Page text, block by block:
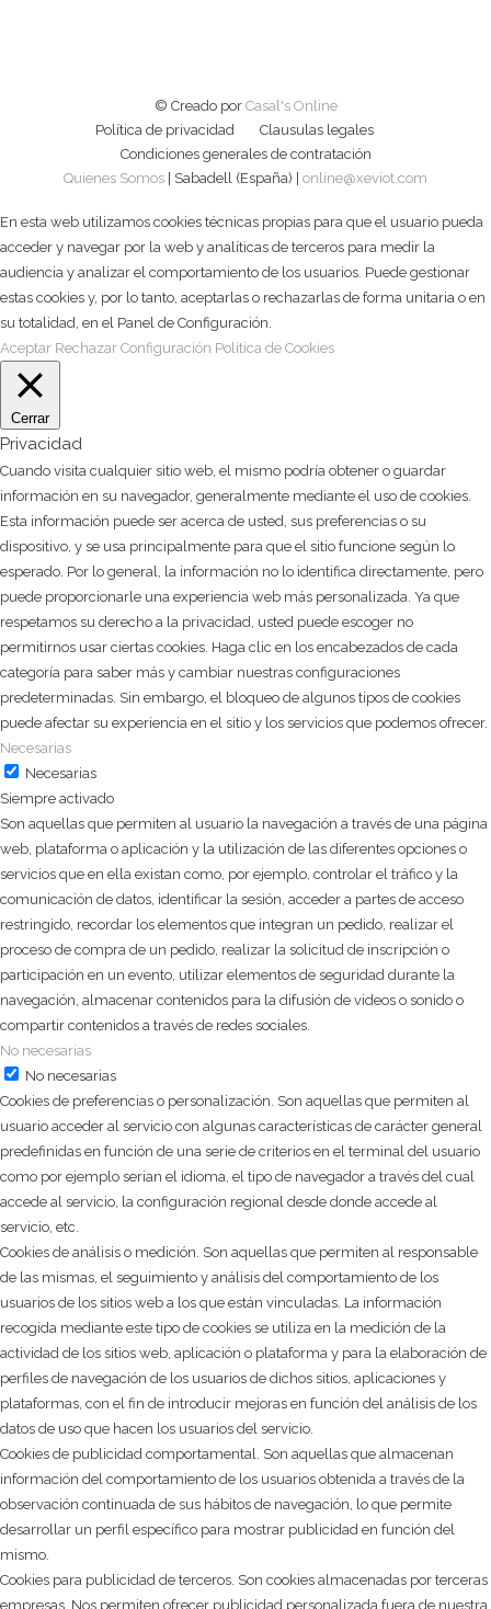
© Creado por Casal's Online
Política de privacidad
Clausulas legales
Condiciones generales de contratación
Quienes Somos | Sabadell (España) | online@xeviot.com
En esta web utilizamos cookies técnicas propias para que el usuario pueda
acceder y navegar por la web y analíticas de terceros para medir la
audiencia y analizar el comportamiento de los usuarios. Puede gestionar
estas cookies y, por lo tanto, aceptarlas o rechazarlas de forma unitaria o en
su totalidad, en el Panel de Configuración.
Aceptar Rechazar Configuración Política de Cookies
Cerrar
Privacidad
Cuando visita cualquier sitio web, el mismo podría obtener o guardar
información en su navegador, generalmente mediante el uso de cookies.
Esta información puede ser acerca de usted, sus preferencias o su
dispositivo, y se usa principalmente para que el sitio funcione según lo
esperado. Por lo general, la información no lo identifica directamente, pero
puede proporcionarle una experiencia web más personalizada. Ya que
respetamos su derecho a la privacidad, usted puede escoger no
permitirnos usar ciertas cookies. Haga clic en los encabezados de cada
categoría para saber más y cambiar nuestras configuraciones
predeterminadas. Sin embargo, el bloqueo de algunos tipos de cookies
puede afectar su experiencia en el sitio y los servicios que podemos ofrecer.
Necesarias
Necesarias
Siempre activado
Son aquellas que permiten al usuario la navegación a través de una página
web, plataforma o aplicación y la utilización de las diferentes opciones o
servicios que en ella existan como, por ejemplo, controlar el tráfico y la
comunicación de datos, identificar la sesión, acceder a partes de acceso
restringido, recordar los elementos que integran un pedido, realizar el
proceso de compra de un pedido, realizar la solicitud de inscripción o
participación en un evento, utilizar elementos de seguridad durante la
navegación, almacenar contenidos para la difusión de videos o sonido o
compartir contenidos a través de redes sociales.
No necesarias
No necesarias
Cookies de preferencias o personalización. Son aquellas que permiten al
usuario acceder al servicio con algunas características de carácter general
predefinidas en función de una serie de criterios en el terminal del usuario
como por ejemplo serian el idioma, el tipo de navegador a través del cual
accede al servicio, la configuración regional desde donde accede al
servicio, etc.
Cookies de análisis o medición. Son aquellas que permiten al responsable
de las mismas, el seguimiento y análisis del comportamiento de los
usuarios de los sitios web a los que están vinculadas. La información
recogida mediante este tipo de cookies se utiliza en la medición de la
actividad de los sitios web, aplicación o plataforma y para la elaboración de
perfiles de navegación de los usuarios de dichos sitios, aplicaciones y
plataformas, con el fin de introducir mejoras en función del análisis de los
datos de uso que hacen los usuarios del servicio.
Cookies de publicidad comportamental. Son aquellas que almacenan
información del comportamiento de los usuarios obtenida a través de la
observación continuada de sus hábitos de navegación, lo que permite
desarrollar un perfil específico para mostrar publicidad en función del
mismo.
Cookies para publicidad de terceros. Son cookies almacenadas por terceras
empresas. Nos permiten ofrecer publicidad personalizada fuera de nuestra